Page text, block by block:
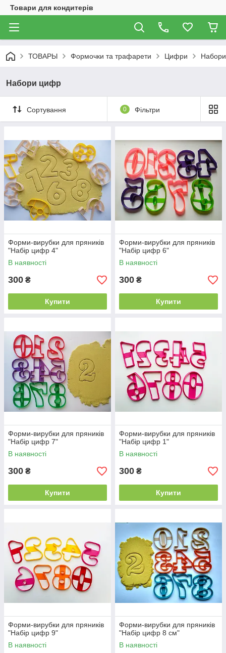
Товари для кондитерів
ТОВАРЫ Формочки та трафарети Цифри
Набори цифр
Сортування 0 Фільтри
Форми-вирубки для пряників
"Набір цифр 4"
В наявності
300 ₴
Купити
Форми-вирубки для пряників
"Набір цифр 6"
В наявності
300 ₴
Купити
Форми-вирубки для пряників
"Набір цифр 7"
В наявності
300 ₴
Купити
Форми-вирубки для пряників
"Набір цифр 1"
В наявності
300 ₴
Купити
Форми-вирубки для пряників
"Набір цифр 9"
В наявності
Форми-вирубки для пряників
"Набір цифр 8 см"
В наявності